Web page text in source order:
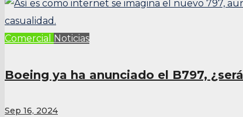
Comercial Noticias
Boeing ya ha anunciado el B797,
Sep 16, 2024